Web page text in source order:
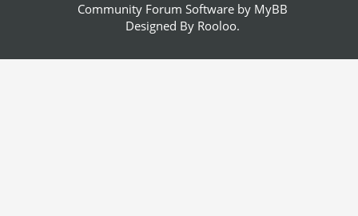
Community Forum Software by MyBB
Designed By Rooloo.